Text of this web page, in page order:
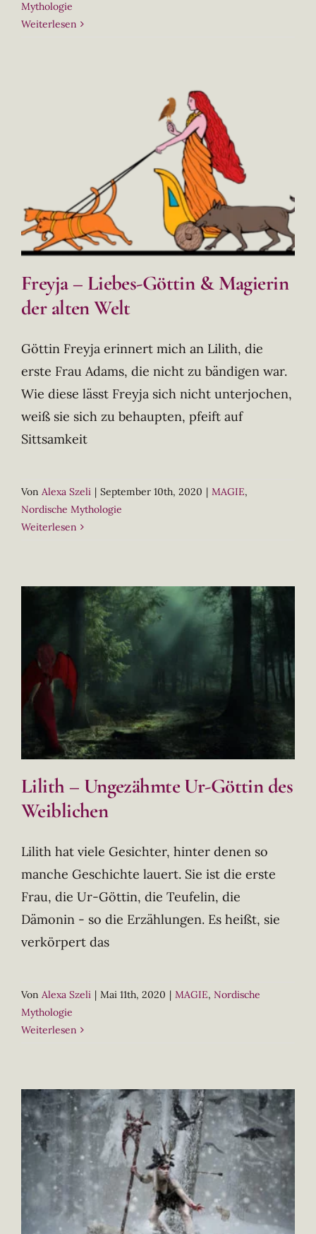
Mythologie
Weiterlesen
Freyja – Liebes-Göttin & Magierin
der alten Welt
Göttin Freyja erinnert mich an Lilith, die
erste Frau Adams, die nicht zu bändigen war.
Wie diese lässt Freyja sich nicht unterjochen,
weiß sie sich zu behaupten, pfeift auf
Sittsamkeit
Von Alexa Szeli | September 10th, 2020 | MAGIE,
Nordische Mythologie
Weiterlesen
Lilith – Ungezähmte Ur-Göttin des
Weiblichen
Lilith hat viele Gesichter, hinter denen so
manche Geschichte lauert. Sie ist die erste
Frau, die Ur-Göttin, die Teufelin, die
Dämonin - so die Erzählungen. Es heißt, sie
verkörpert das
Von Alexa Szeli | Mai 11th, 2020 | MAGIE, Nordische
Mythologie
Weiterlesen